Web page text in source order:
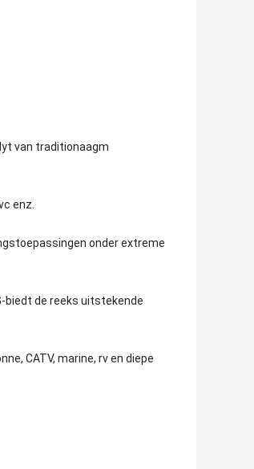
van traditionaagm
enz.
onder extreme
biedt de reeks uitstekende
CATV, marine, rv en diepe